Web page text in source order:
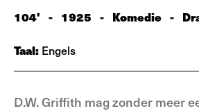
104' - 1925 - Komedie -
Taal: Engels
D.W. Griffith mag zonder meer